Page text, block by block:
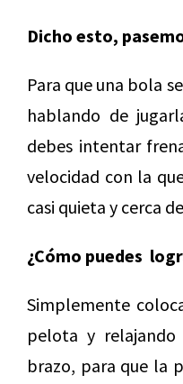
Dicho esto,
Para que una bola
hablando de
debes intentar
velocidad con la
casi quieta y cerca
¿Cómo puedes
Simplemente
pelota y
brazo, para que la